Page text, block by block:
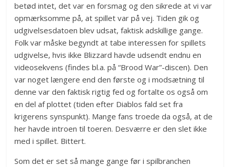
betød intet, det var en forsmag og den sikrede at vi var
opmærksomme på, at spillet var på vej. Tiden gik og
udgivelsesdatoen blev udsat, faktisk adskillige gange.
Folk var måske begyndt at tabe interessen for spillets
udgivelse, hvis ikke Blizzard havde udsendt endnu en
videosekvens (findes bl.a. på “Brood War”-discen). Den
var noget længere end den første og i modsætning til
denne var den faktisk rigtig fed og fortalte os også om
en del af plottet (tiden efter Diablos fald set fra
krigerens synspunkt). Mange fans troede da også, at de
her havde introen til toeren. Desværre er den slet ikke
med i spillet. Bittert.
Som det er set så mange gange før i spilbranchen